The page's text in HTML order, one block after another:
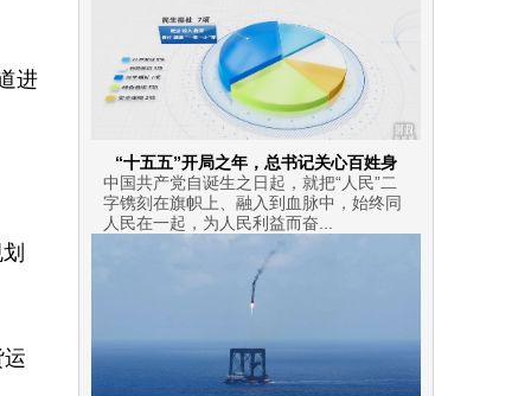
进
“十五五”开局之年，总书记关心百姓身
中国共产党自诞生之日起，就把“人民”二
字镌刻在旗帜上、融入到血脉中，始终同
人民在一起，为人民利益而奋...